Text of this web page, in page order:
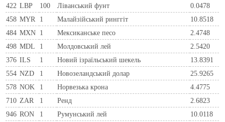
422 LBP 100 Ліванський фунт
0.0478
458 MYR 1 Малайзійський ринггіт
10.8518
484 MXN 1 Мексиканське песо
2.4748
498 MDL 1 Молдовський лей
2.5420
376 ILS 1 Новий ізраїльський шекель
13.8391
554 NZD 1 Новозеландський долар
25.9265
578 NOK 1 Норвезька крона
4.4775
710 ZAR 1 Ренд
2.6823
946 RON 1 Румунський лей
10.0118